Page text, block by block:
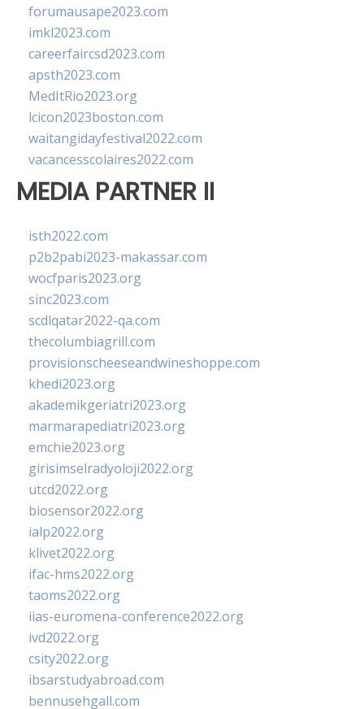
forumausape2023.com
imkl2023.com
careerfaircsd2023.com
apsth2023.com
MedItRio2023.org
lcicon2023boston.com
waitangidayfestival2022.com
vacancesscolaires2022.com
MEDIA PARTNER II
isth2022.com
p2b2pabi2023-makassar.com
wocfparis2023.org
sinc2023.com
scdlqatar2022-qa.com
thecolumbiagrill.com
provisionscheeseandwineshoppe.com
khedi2023.org
akademikgeriatri2023.org
marmarapediatri2023.org
emchie2023.org
girisimselradyoloji2022.org
utcd2022.org
biosensor2022.org
ialp2022.org
klivet2022.org
ifac-hms2022.org
taoms2022.org
iias-euromena-conference2022.org
ivd2022.org
csity2022.org
ibsarstudyabroad.com
bennusehgall.com